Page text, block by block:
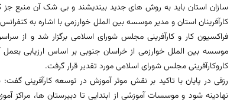
سازان استان باید به روش های جدید بیندیشند و بی شک آن منبع جز
کارآفرینان استان و مدیر موسسه بین الملل خوارزمی با اشاره به
فراکسیون کار و کارآفرینی مجلس شورای اسلامی برگزار شد و از سراسر
موسسه بین الملل خوارزمی از خراسان جنوبی بر اساس ارزیابی
کاروکارآفرینی مجلس شورای اسلامی مورد تقدیر قرار گرفت.
رزقی در پایان با تاکید بر نقش موثر آموزش در توسعه کارآفرینی
نهادینه شود و موسسات آموزشی از ابتدایی تا دبیرستان ها، مراکز